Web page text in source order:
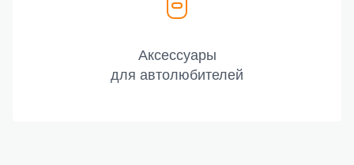
Аксессуары
для автолюбителей